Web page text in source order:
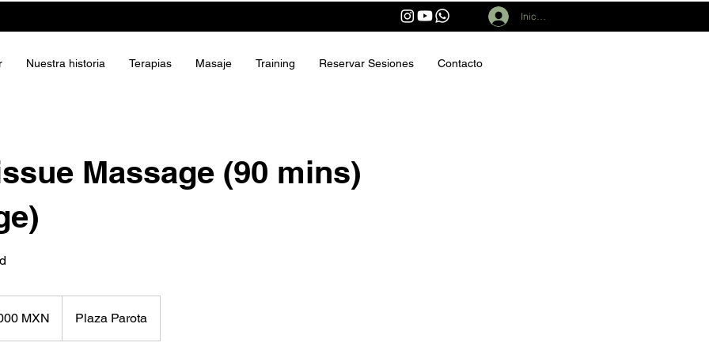
Iniciar sesión
Nuestra historia Terapias Masaje Training Reservar Sesiones Contacto
Massage (90 mins)
MXN Plaza Parota